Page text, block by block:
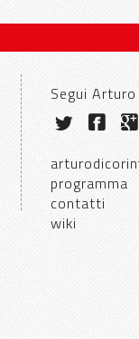
Segui
programma
contatti
wiki